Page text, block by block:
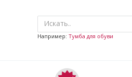
Например: Тумба для обуви